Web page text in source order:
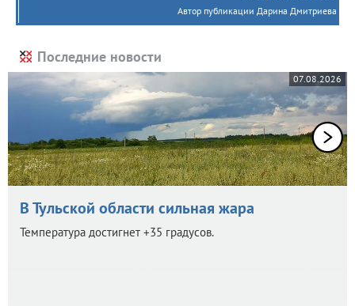
Автор публикации Дарина Дмитриева
Последние новости
07.08.2026
В Тульской области сильная жара
Температура достигнет +35 градусов.